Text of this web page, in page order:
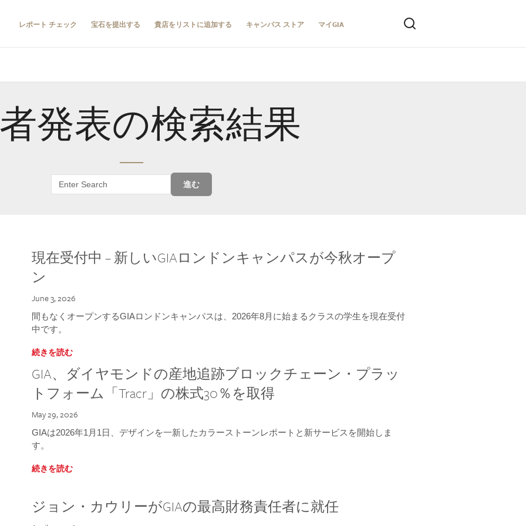
レポート チェック 宝石を提出する 貴店をリストに追加する キャンパス ストア マイGIA
発表の検索結果
進む
現在受付中 – 新しいGIAロンドンキャンパスが今秋オープ
ン
June 3, 2026
間もなくオープンするGIAロンドンキャンパスは、2026年8月に始まるクラスの学生を現在受付
中です。
続きを読む
GIA、ダイヤモンドの産地追跡ブロックチェーン・プラッ
トフォーム「Tracr」の株式30％を取得
May 29, 2026
GIAは2026年1月1日、デザインを一新したカラーストーンレポートと新サービスを開始しま
す。
続きを読む
ジョン・カウリーがGIAの最高財務責任者に就任